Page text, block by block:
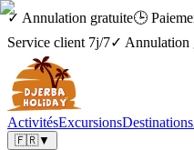
✓ Annulation gratuite🕒
Service client 7j/7✓ Annulation
ActivitésExcursionsDestinations
🇫🇷▼